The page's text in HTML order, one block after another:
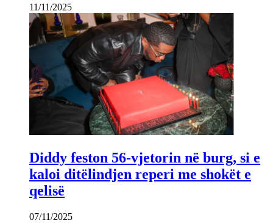
11/11/2025
Diddy feston 56-vjetorin në burg, si e
kaloi ditëlindjen reperi me shokët e
qelisë
07/11/2025